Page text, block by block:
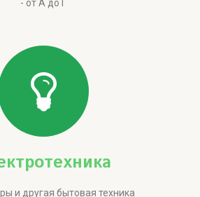
- от А до Г
и другая бытовая техника